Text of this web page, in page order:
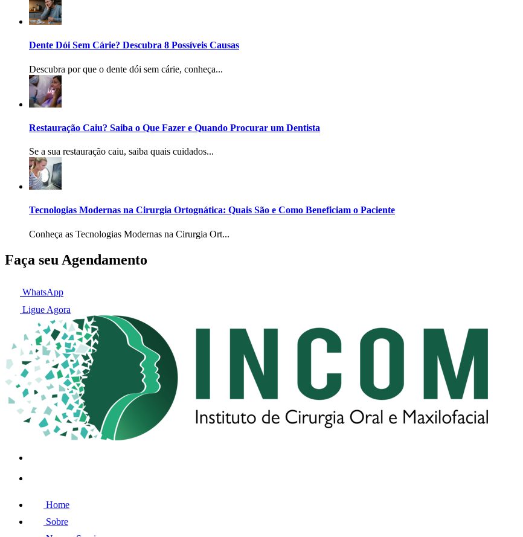
Dente Dói Sem Cárie? Descubra 8 Possíveis Causas
Descubra por que o dente dói sem cárie, conheça...
Restauração Caiu? Saiba o Que Fazer e Quando Procurar um Dentista
Se a sua restauração caiu, saiba quais cuidados...
Tecnologias Modernas na Cirurgia Ortognática: Quais São e Como Beneficiam o Paciente
Conheça as Tecnologias Modernas na Cirurgia Ort...
Faça seu Agendamento
WhatsApp
Ligue Agora
Home
Sobre